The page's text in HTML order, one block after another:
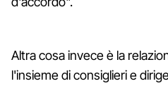
Altra cosa invece è la
l'insieme di consiglieri e